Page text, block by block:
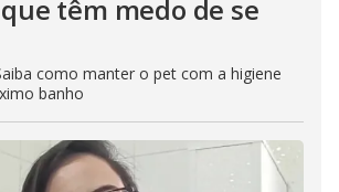
têm medo de se
como manter o pet com a higiene
banho